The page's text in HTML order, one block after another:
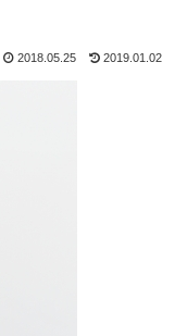
2018.05.25 2019.01.02